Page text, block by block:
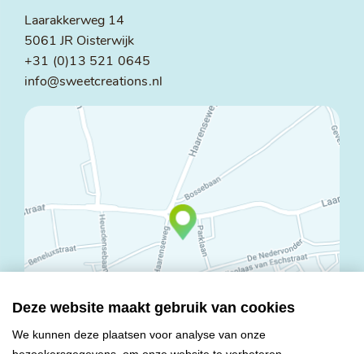
Deze website maakt gebruik van cookies
We kunnen deze plaatsen voor analyse van onze
Laarakkerweg 14
5061 JR Oisterwijk
+31 (0)13 521 0645
info@sweetcreations.nl